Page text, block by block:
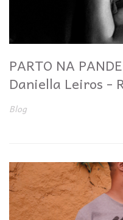
PARTO NA
Daniella Leiros -
Blog